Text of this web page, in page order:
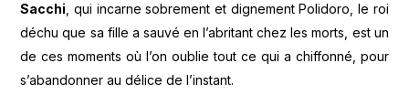
Sacchi , qui incarne sobrement et dignement Polidoro, le roi
déchu que sa fille a sauvé en l’abritant chez les morts, est un
de ces moments où l’on oublie tout ce qui a chiffonné, pour
s’abandonner au délice de l’instant.